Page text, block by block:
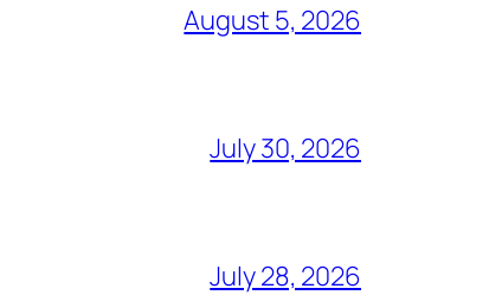
August 5, 2026
July 30, 2026
July 28, 2026